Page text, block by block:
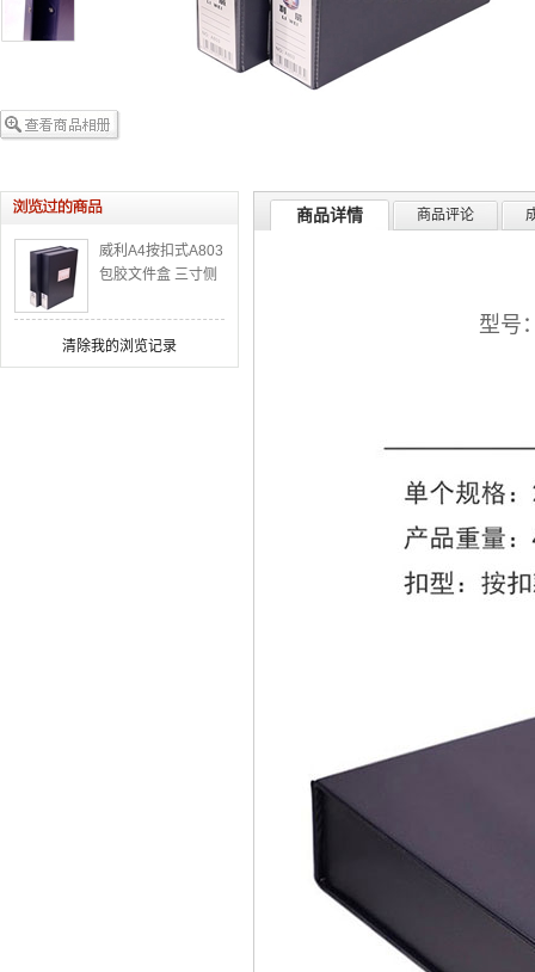
威利A4按扣式A803
包胶文件盒 三寸侧
料盒
清除我的浏览记录
商品详情 商品评论
型号